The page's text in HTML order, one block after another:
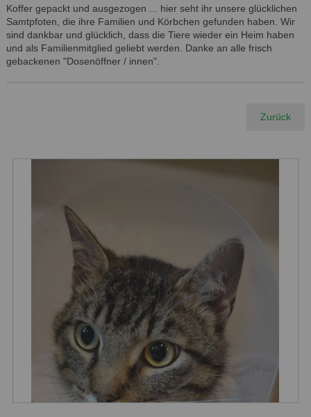
Koffer gepackt und ausgezogen ... hier seht ihr unsere glücklichen
Samtpfoten, die ihre Familien und Körbchen gefunden haben. Wir
sind dankbar und glücklich, dass die Tiere wieder ein Heim haben
und als Familienmitglied geliebt werden. Danke an alle frisch
gebackenen "Dosenöffner / innen".
Zurück